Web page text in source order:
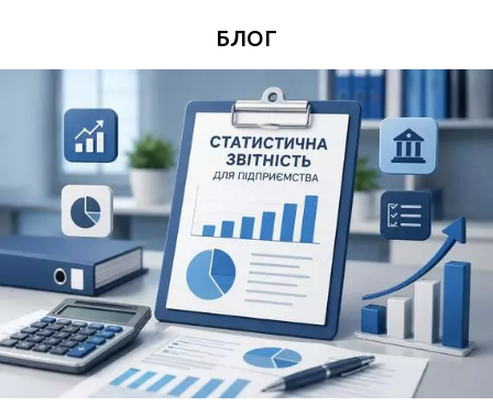
Зручний час для дзвінка
Поля позначені знаком*обов'язкові для
заповнення
Натискаючи кнопку Надіслати Ви погоджуєтесь з
Угода користувача
БЛОГ